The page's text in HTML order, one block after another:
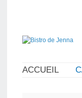
ACCUEIL